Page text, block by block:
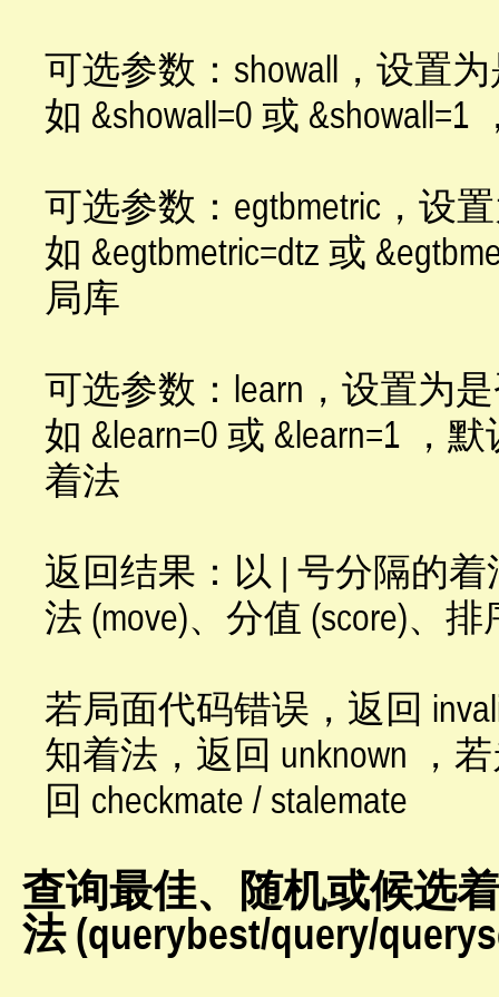
可选参数：showall，设置
如 &showall=0 或
可选参数：egtbmetric，设
如 &egtbmetric=dtz 或
局库
可选参数：learn，设置为
如 &learn=0 或 &learn=1 ，
着法
返回结果：以 | 号分隔的
法 (move)、分值 (score)、
若局面代码错误，返回
知着法，返回 unknown ，
回 checkmate / stalemate
查询最佳、随机或候选着
法 (querybest/query/